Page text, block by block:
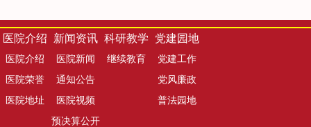
医院介绍
医院介绍
医院荣誉
医院地址
新闻资讯
医院新闻
通知公告
医院视频
预决算公开
科研教学
继续教育
党建园地
党建工作
党风廉政
普法园地